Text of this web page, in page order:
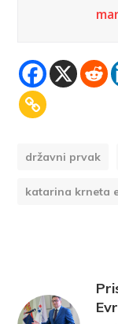
državni prvak
katarina krneta